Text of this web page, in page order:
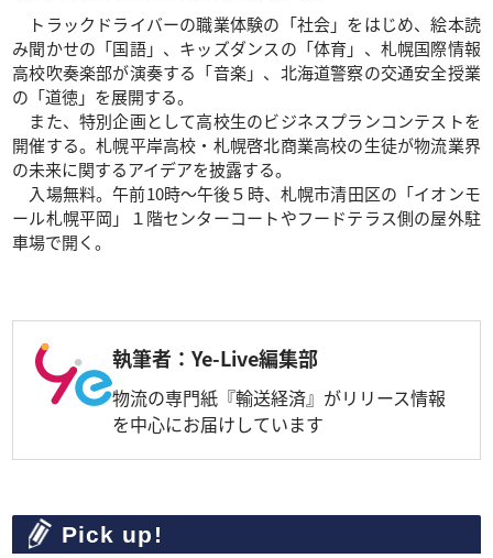
トラックドライバーの職業体験の「社会」をはじめ、絵本読
み聞かせの「国語」、キッズダンスの「体育」、札幌国際情報
高校吹奏楽部が演奏する「音楽」、北海道警察の交通安全授業
の「道徳」を展開する。
また、特別企画として高校生のビジネスプランコンテストを
開催する。札幌平岸高校・札幌啓北商業高校の生徒が物流業界
の未来に関するアイデアを披露する。
入場無料。午前10時～午後５時、札幌市清田区の「イオンモ
ール札幌平岡」１階センターコートやフードテラス側の屋外駐
車場で開く。
執筆者：Ye-Live編集部
物流の専門紙『輸送経済』がリリース情報
を中心にお届けしています
Pick up!